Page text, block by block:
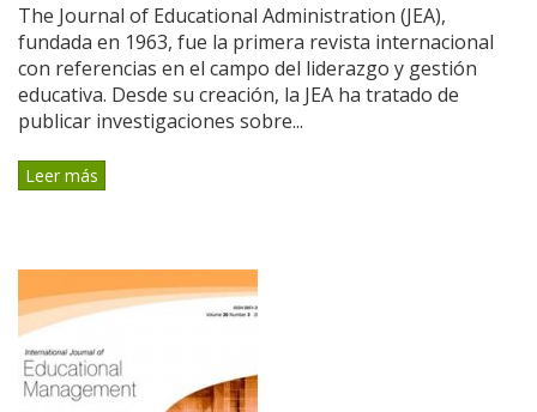
The Journal of Educational Administration (JEA),
fundada en 1963, fue la primera revista internacional
con referencias en el campo del liderazgo y gestión
educativa. Desde su creación, la JEA ha tratado de
publicar investigaciones sobre...
Leer más